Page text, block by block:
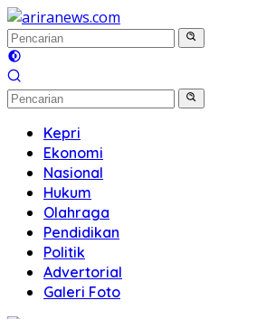
Langsung
ke
konten
Kepri
Ekonomi
Nasional
Hukum
Olahraga
Pendidikan
Politik
Advertorial
Galeri Foto